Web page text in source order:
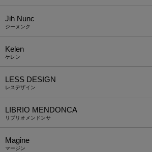
Jih Nunc
ジーヌンク
Kelen
ケレン
LESS DESIGN
レスデザイン
LIBRIO MENDONCA
リブリオメンドンサ
Magine
マージン